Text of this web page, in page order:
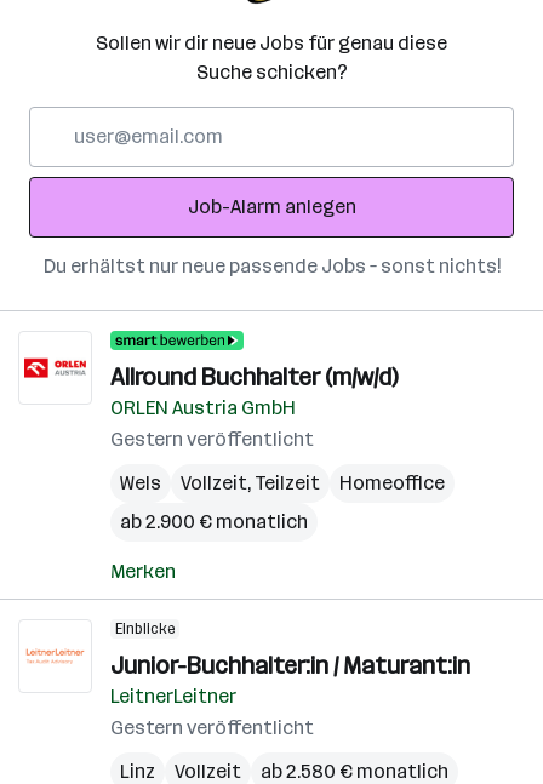
Sollen wir dir neue Jobs für genau diese
Suche schicken?
Adresse
Job-Alarm anlegen
Du erhältst nur neue passende Jobs – sonst nichts!
Allround Buchhalter (m/w/d)
ORLEN Austria GmbH
Gestern veröffentlicht
Wels
Vollzeit, Teilzeit
Homeoffice
ab 2.900 € monatlich
Merken
Einblicke
Junior-Buchhalter:in / Maturant:in
LeitnerLeitner
Gestern veröffentlicht
Linz
Vollzeit ab 2.580 € monatlich